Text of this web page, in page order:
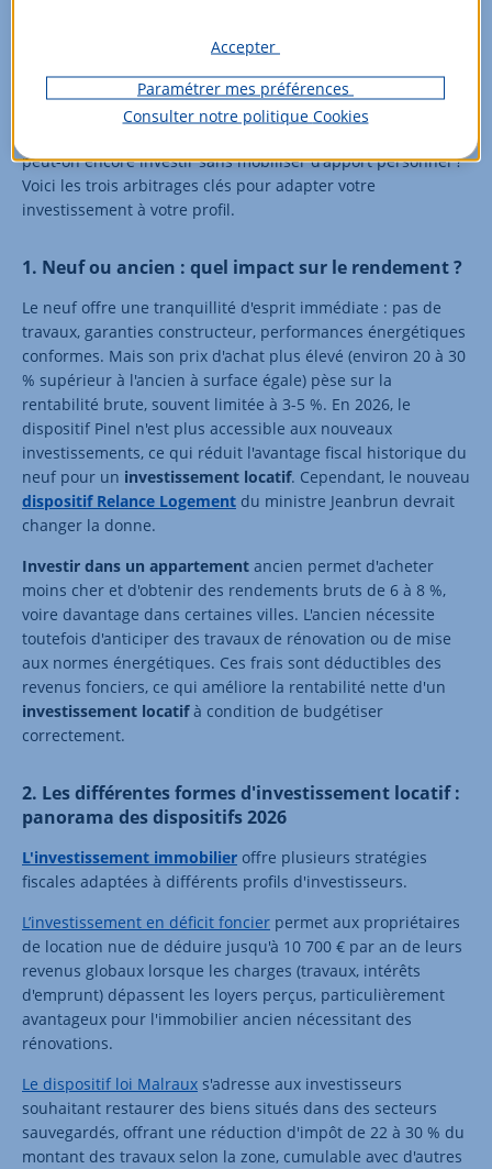
Bien choisir sa stratégie dès le départ conditionne le succès
de votre projet. Faut-il privilégier un appartement
peut-on encore investir sans mobiliser d'apport personnel ?
Voici les trois arbitrages clés pour adapter votre
investissement à votre profil.
1. Neuf ou ancien : quel impact sur le rendement ?
Le neuf offre une tranquillité d'esprit immédiate : pas de
travaux, garanties constructeur, performances énergétiques
conformes. Mais son prix d'achat plus élevé (environ 20 à 30
% supérieur à l'ancien à surface égale) pèse sur la
rentabilité brute, souvent limitée à 3-5 %. En 2026, le
dispositif Pinel n'est plus accessible aux nouveaux
investissements, ce qui réduit l'avantage fiscal historique du
neuf pour un investissement locatif. Cependant, le nouveau
dispositif Relance Logement du ministre Jeanbrun devrait
changer la donne.
Investir dans un appartement ancien permet d'acheter
moins cher et d'obtenir des rendements bruts de 6 à 8 %,
voire davantage dans certaines villes. L'ancien nécessite
toutefois d'anticiper des travaux de rénovation ou de mise
aux normes énergétiques. Ces frais sont déductibles des
revenus fonciers, ce qui améliore la rentabilité nette d'un
investissement locatifà condition de budgétiser
correctement.
2. Les différentes formes d'investissement locatif :
panorama des dispositifs 2026
L'investissement immobilier offre plusieurs stratégies
fiscales adaptées à différents profils d'investisseurs.
L’investissement en déficit foncier permet aux propriétaires
de location nue de déduire jusqu'à 10 700 € par an de leurs
revenus globaux lorsque les charges (travaux, intérêts
d'emprunt) dépassent les loyers perçus, particulièrement
avantageux pour l'immobilier ancien nécessitant des
rénovations.
Le dispositif loi Malraux s'adresse aux investisseurs
souhaitant restaurer des biens situés dans des secteurs
sauvegardés, offrant une réduction d'impôt de 22 à 30 % du
montant des travaux selon la zone, cumulable avec d'autres
Accepter
Paramétrer mes préférences
Consulter notre politique Cookies